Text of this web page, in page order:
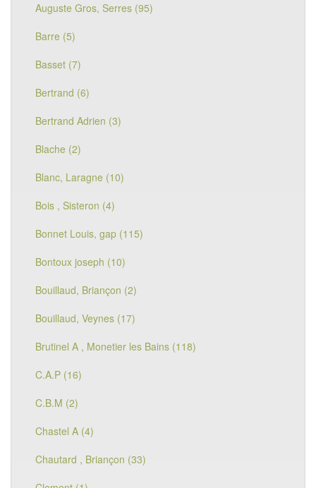
Auguste Gros, Serres (95)
Barre (5)
Basset (7)
Bertrand (6)
Bertrand Adrien (3)
Blache (2)
Blanc, Laragne (10)
Bois , Sisteron (4)
Bonnet Louis, gap (115)
Bontoux joseph (10)
Bouillaud, Briançon (2)
Bouillaud, Veynes (17)
Brutinel A , Monetier les Bains (118)
C.A.P (16)
C.B.M (2)
Chastel A (4)
Chautard , Briançon (33)